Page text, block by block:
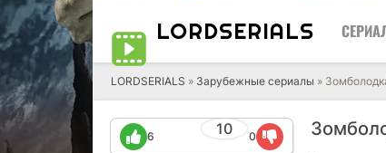
LORDSERIALS
LORDSERIALS » Зарубежные сериалы »
10
6 0